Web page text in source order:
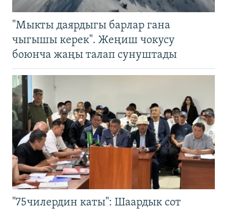
"Мыкты даярдыгы барлар гана
чыгышы керек". Жеңиш чокусу
боюнча жаңы талап сунуштады
"75чилердин каты": Шаардык сот